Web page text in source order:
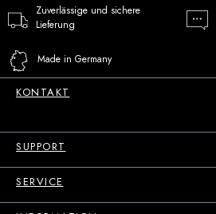
Zuverlässige und sichere
Lieferung
Made in Germany
KONTAKT
SUPPORT
SERVICE